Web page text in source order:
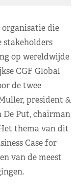
organisatie die
stakeholders
op wereldwijde
CGF Global
de twee
president &
De Put, chairman
thema van dit
Case for
van de meest